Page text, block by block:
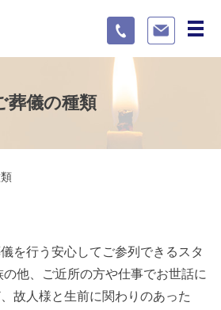
メ
葬儀の種類
を行う安心してご参列できるスタ
他、ご近所の方や仕事でお世話に
故人様と生前に関わりのあった